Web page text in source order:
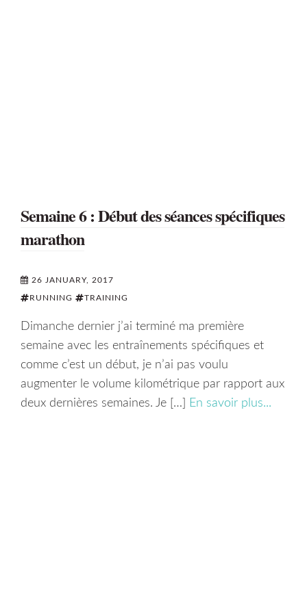
Semaine 6 : Début des séances spécifiques
marathon
26 JANUARY, 2017
RUNNING TRAINING
Dimanche dernier j’ai terminé ma première
semaine avec les entraînements spécifiques et
comme c’est un début, je n’ai pas voulu
augmenter le volume kilométrique par rapport aux
deux dernières semaines. Je […]
En savoir plus...